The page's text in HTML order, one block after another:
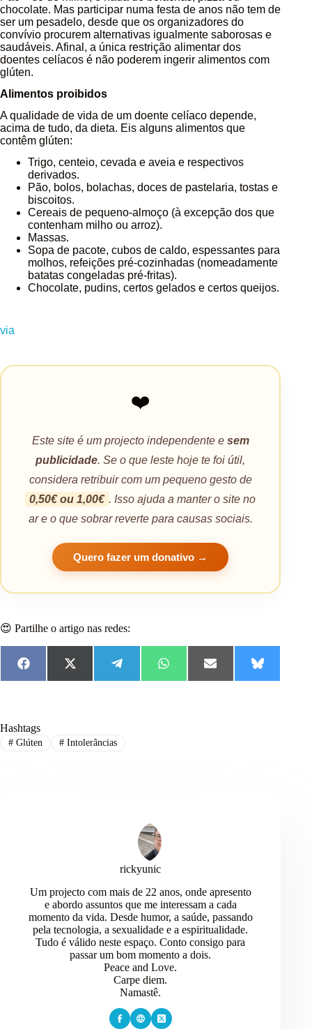
chocolate. Mas participar numa festa de anos não tem de
ser um pesadelo, desde que os organizadores do
convívio procurem alternativas igualmente saborosas e
saudáveis. Afinal, a única restrição alimentar dos
doentes celíacos é não poderem ingerir alimentos com
glúten.
Alimentos proibidos
A qualidade de vida de um doente celíaco depende,
acima de tudo, da dieta. Eis alguns alimentos que
contêm glúten:
Trigo, centeio, cevada e aveia e respectivos
derivados.
Pão, bolos, bolachas, doces de pastelaria, tostas e
biscoitos.
Cereais de pequeno-almoço (à excepção dos que
contenham milho ou arroz).
Massas.
Sopa de pacote, cubos de caldo, espessantes para
molhos, refeições pré-cozinhadas (nomeadamente
batatas congeladas pré-fritas).
Chocolate, pudins, certos gelados e certos queijos.
via
❤️
Este site é um projecto independente e sem
publicidade. Se o que leste hoje te foi útil,
considera retribuir com um pequeno gesto de
0,50€ ou 1,00€ . Isso ajuda a manter o site no
ar e o que sobrar reverte para causas sociais.
Quero fazer um donativo →
😍 Partilhe o artigo nas redes:
F
a
o
o
k
X
(
e
e
W
h
E
m
B
l
Hashtags
#Glúten #Intolerâncias
rickyunic
Um projecto com mais de 22 anos, onde apresento
e abordo assuntos que me interessam a cada
momento da vida. Desde humor, a saúde, passando
pela tecnologia, a sexualidade e a espiritualidade.
Tudo é válido neste espaço. Conto consigo para
passar um bom momento a dois.
Peace and Love.
Carpe diem.
Namastê.